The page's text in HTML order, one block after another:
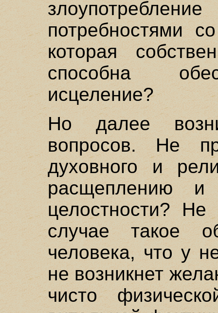
потребностями
которая
способна
исцеление?
Но далее
вопросов. Не
духовного и
расщеплению и
целостности?
случае такое
человека, что у
не возникнет
чисто